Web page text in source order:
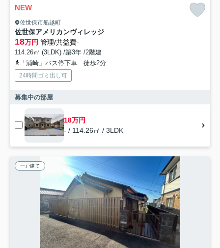
NEW
佐世保市船越町
佐世保アメリカンヴィレッジ
18万円 管理/共益費-
114.26㎡ (3LDK) /築3年 /2階建
「浦崎」バス停下車 徒歩2分
24時間ゴミ出し可
募集中の部屋
18万円
- / 114.26㎡ / 3LDK
一戸建て